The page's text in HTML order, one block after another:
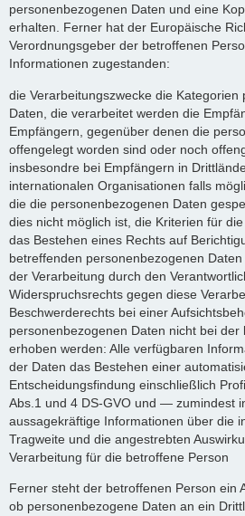
personenbezogenen Daten und eine
erhalten. Ferner hat der Europäische
Verordnungsgeber der betroffenen
Informationen zugestanden:
die Verarbeitungszwecke die Kategorien
Daten, die verarbeitet werden die
Empfängern, gegenüber denen die
offengelegt worden sind oder noch
insbesondre bei Empfängern in
internationalen Organisationen falls
die die personenbezogenen Daten
dies nicht möglich ist, die Kriterien für
das Bestehen eines Rechts auf
betreffenden personenbezogenen
der Verarbeitung durch den
Widerspruchsrechts gegen diese
Beschwerderechts bei einer
personenbezogenen Daten nicht bei der
erhoben werden: Alle verfügbaren
der Daten das Bestehen einer
Entscheidungsfindung einschließlich
Abs.1 und 4 DS-GVO und — zumindest
aussagekräftige Informationen über die
Tragweite und die angestrebten
Verarbeitung für die betroffene Person
Ferner steht der betroffenen Person ein
ob personenbezogene Daten an ein